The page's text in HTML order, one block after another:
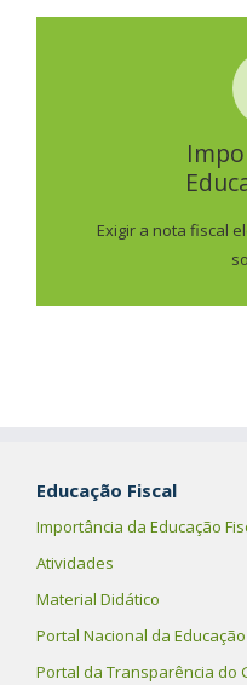
Exigir a nota fiscal
Educação Fiscal
Importância da Educação
Atividades
Material Didático
Portal Nacional da Educação
Portal da Transparência do